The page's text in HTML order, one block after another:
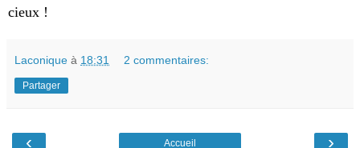
cieux !
Laconique à 18:31 2 commentaires:
Partager
‹ ›
Accueil